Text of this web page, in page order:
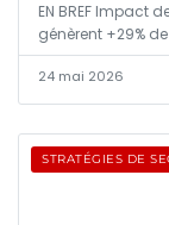
EN BREF Impact
génèrent +29%
24 mai 2026
STRATÉGIES DE